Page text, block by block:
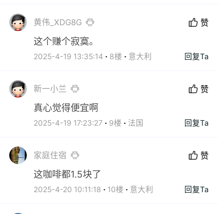
黄伟_XDG8G 赞
这个赚个寂寞。
2025-4-19 13:35:14 8楼 意大利 回复Ta
新一小兰 赞
真心觉得便宜啊
2025-4-19 17:23:27 9楼 法国 回复Ta
家庭住宿 赞
这咖啡都1.5块了
2025-4-20 10:11:18 10楼 意大利 回复Ta